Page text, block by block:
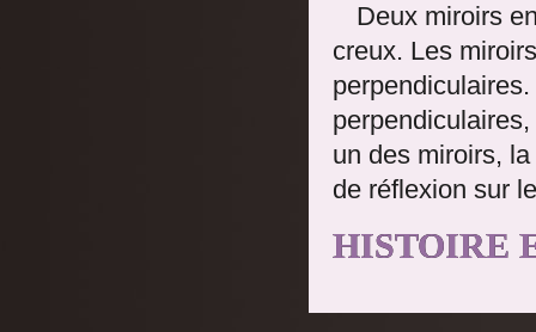
Deux miroirs
creux. Les
un des miroirs,
de réflexion sur
HISTOIRE